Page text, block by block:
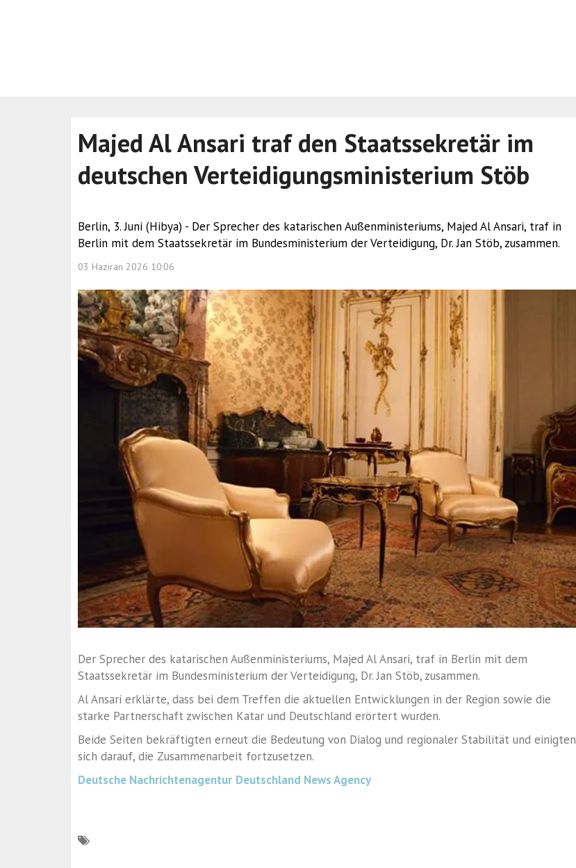
Majed Al Ansari traf den Staatssekretär im
deutschen Verteidigungsministerium Stöb
Berlin, 3. Juni (Hibya) - Der Sprecher des katarischen Außenministeriums, Majed Al Ansari, traf in
Berlin mit dem Staatssekretär im Bundesministerium der Verteidigung, Dr. Jan Stöb, zusammen.
03 Haziran 2026 10:06
Der Sprecher des katarischen Außenministeriums, Majed Al Ansari, traf in Berlin mit dem
Staatssekretär im Bundesministerium der Verteidigung, Dr. Jan Stöb, zusammen.
Al Ansari erklärte, dass bei dem Treffen die aktuellen Entwicklungen in der Region sowie die
starke Partnerschaft zwischen Katar und Deutschland erörtert wurden.
Beide Seiten bekräftigten erneut die Bedeutung von Dialog und regionaler Stabilität und einigten
sich darauf, die Zusammenarbeit fortzusetzen.
Deutsche Nachrichtenagentur Deutschland News Agency